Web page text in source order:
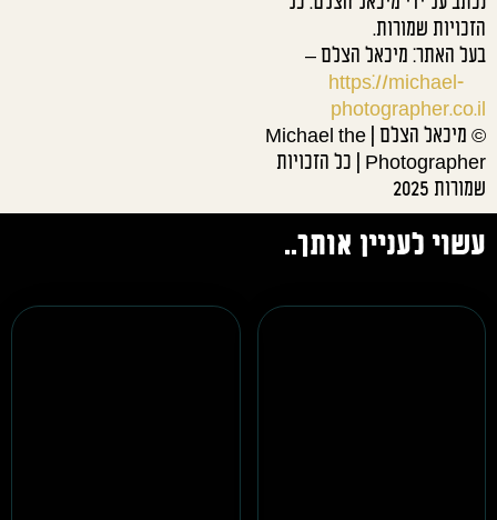
הזכויות שמורות.
בעל האתר: מיכאל הצלם –
https://michael-
photographer.co.il
© מיכאל הצלם | Michael the
Photographer | כל הזכויות
שמורות 2025
עשוי לעניין אותך..